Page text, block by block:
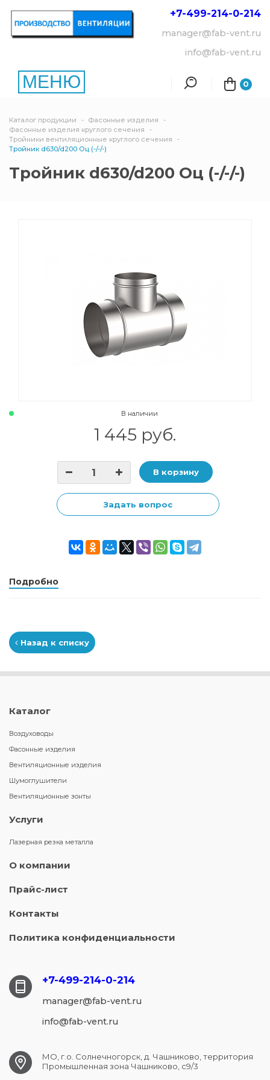
МЕНЮ 0
+7-499-214-0-214
manager@fab-vent.ru
info@fab-vent.ru
Каталог продукции
Фасонные изделия
Фасонные изделия круглого сечения
Тройники вентиляционные круглого сечения
Тройник d630/d200 Оц (-/-/-)
Тройник d630/d200 Оц (-/-/-)
В наличии
1 445 руб.
В корзину
Задать вопрос
Подробно
Назад к списку
Каталог
Воздуховоды
Фасонные изделия
Вентиляционные изделия
Шумоглушители
Вентиляционные зонты
Услуги
Лазерная резка металла
О компании
Прайс-лист
Контакты
Политика конфиденциальности
+7-499-214-0-214
manager@fab-vent.ru
info@fab-vent.ru
МО, г.о. Солнечногорск, д. Чашниково, территория
Промышленная зона Чашниково, с9/3